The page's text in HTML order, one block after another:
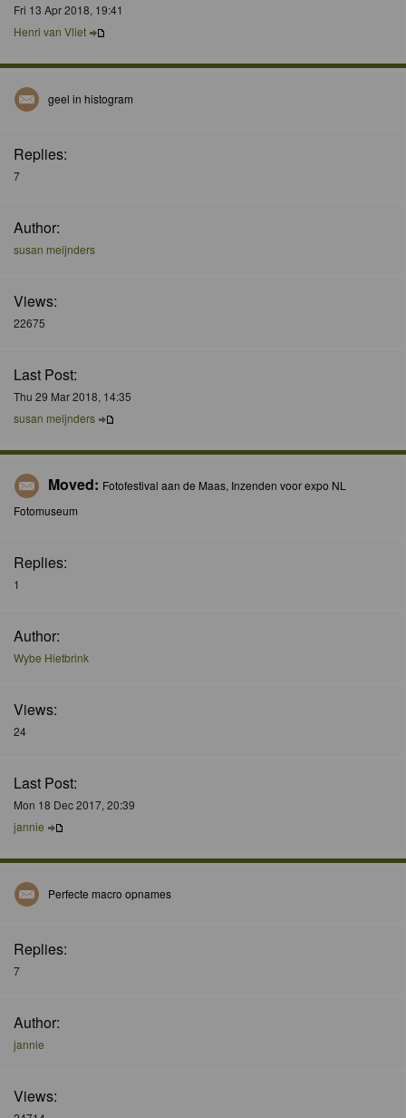
Fri 13 Apr 2018, 19:41
Henri van Vliet
geel in histogram
Replies:
7
Author:
susan meijnders
Views:
22675
Last Post:
Thu 29 Mar 2018, 14:35
susan meijnders
Moved: Fotofestival aan de Maas, Inzenden voor expo NL
Fotomuseum
Replies:
1
Author:
Wybe Hietbrink
Views:
24
Last Post:
Mon 18 Dec 2017, 20:39
jannie
Perfecte macro opnames
Replies:
7
Author:
jannie
Views: